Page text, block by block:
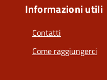
Informazioni utili
Contatti
Come raggiungerci